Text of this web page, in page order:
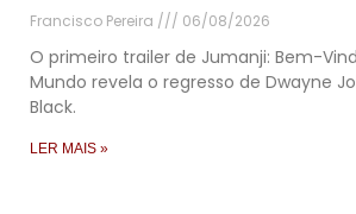
Francisco Pereira 06/08/2026
O primeiro trailer de Jumanji: Bem-
Mundo revela o regresso de Dwayne
Black.
LER MAIS »